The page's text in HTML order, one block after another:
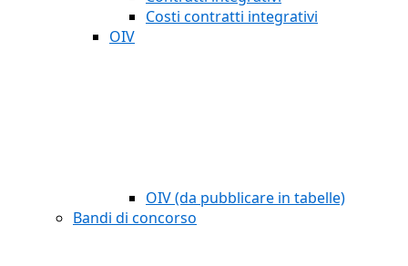
Costi contratti integrativi
OIV
OIV (da pubblicare in tabelle)
Bandi di concorso